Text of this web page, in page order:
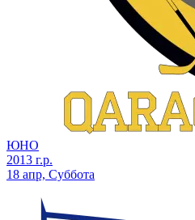
ЮНО
2013 г.р.
18 апр, Суббота